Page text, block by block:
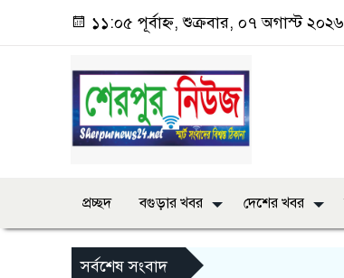
১১:০৫ পূর্বাহ্ন, শুক্রবার, ০৭ অগাস্ট ২০২৬
প্রচ্ছদ বগুড়ার খবর দেশের খবর
সর্বশেষ সংবাদ